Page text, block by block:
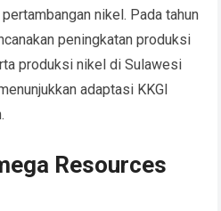
nikel. Pada tahun
peningkatan produksi
produksi nikel di Sulawesi
adaptasi KKGI
Resources